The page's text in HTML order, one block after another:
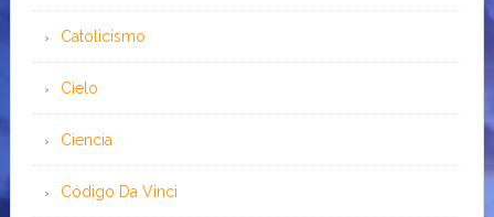
Catolicismo
Cielo
Ciencia
Código Da Vinci